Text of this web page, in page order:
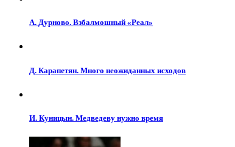
А. Дурново. Взбалмошный «Реал»
Д. Карапетян. Много неожиданных исходов
И. Куницын. Медведеву нужно время